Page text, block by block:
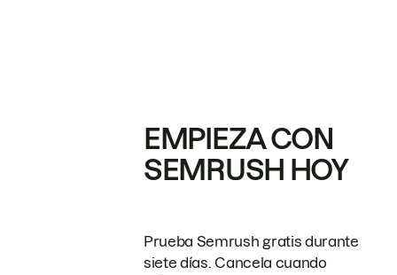
EMPIEZA CON
SEMRUSH HOY
Prueba Semrush gratis durante
siete días. Cancela cuando